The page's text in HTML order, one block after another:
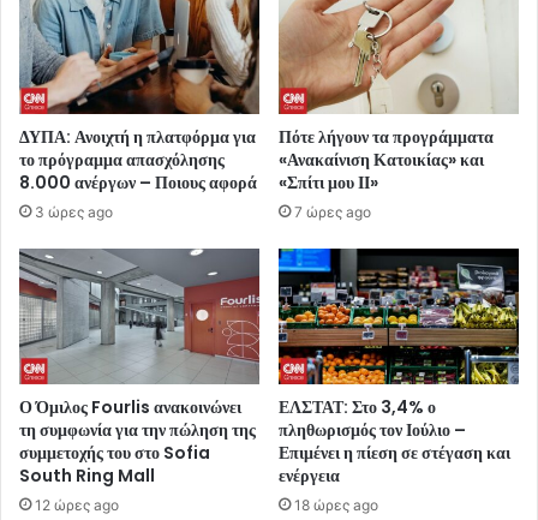
ΔΥΠΑ: Ανοιχτή η πλατφόρμα για
το πρόγραμμα απασχόλησης
8.000 ανέργων – Ποιους αφορά
3 ώρες ago
Πότε λήγουν τα προγράμματα
«Ανακαίνιση Κατοικίας» και
«Σπίτι μου ΙΙ»
7 ώρες ago
Ο Όμιλος Fourlis ανακοινώνει
τη συμφωνία για την πώληση της
συμμετοχής του στο Sofia
South Ring Mall
12 ώρες ago
ΕΛΣΤΑΤ: Στο 3,4% ο
πληθωρισμός τον Ιούλιο –
Επιμένει η πίεση σε στέγαση και
ενέργεια
18 ώρες ago